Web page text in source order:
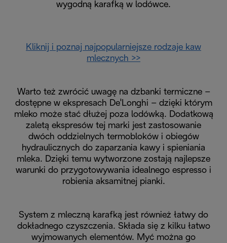
wygodną karafką w lodówce.
Kliknij i poznaj najpopularniejsze rodzaje kaw
mlecznych >>
Warto też zwrócić uwagę na dzbanki termiczne –
dostępne w ekspresach DeˈLonghi – dzięki którym
mleko może stać dłużej poza lodówką. Dodatkową
zaletą ekspresów tej marki jest zastosowanie
dwóch oddzielnych termobloków i obiegów
hydraulicznych do zaparzania kawy i spieniania
mleka. Dzięki temu wytworzone zostają najlepsze
warunki do przygotowywania idealnego espresso i
robienia aksamitnej pianki.
System z mleczną karafką jest również łatwy do
dokładnego czyszczenia. Składa się z kilku łatwo
wyjmowanych elementów. Myć można go